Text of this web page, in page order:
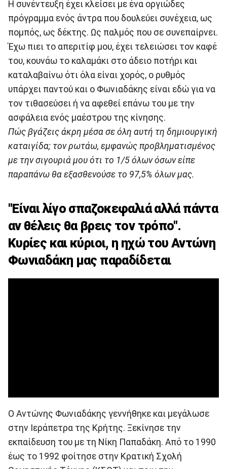
Η συνέντευξη έχει κλείσει με ένα οργιώδες
πρόγραμμα ενός άντρα που δουλεύει συνέχεια, ως
πομπός, ως δέκτης. Ως παλμός που σε συνεπαίρνει.
Έχω πιει το απεριτίφ μου, έχει τελειώσει τον καφέ
του, κουνάω το καλαμάκι στο άδειο ποτήρι και
καταλαβαίνω ότι όλα είναι χορός, ο ρυθμός
υπάρχει παντού και ο Φωνιαδάκης είναι εδώ για να
τον τιθασεύσει ή να αφεθεί επάνω του με την
ασφάλεια ενός μαέστρου της κίνησης.
Πώς βγάζεις άκρη μέσα σε όλη αυτή τη δημιουργική
καταιγίδα; τον ρωτάω, εμφανώς προβληματισμένος
με την σιγουριά μου ότι το 1/5 όλων όσων είπε
παραπάνω θα εξασθενούσε το 97,5% όλων μας.
"Είναι λίγο σπαζοκεφαλιά αλλά πάντα
αν θέλεις θα βρεις τον τρόπο".
Κυρίες και κύριοι, η ηχώ του Αντώνη
Φωνιαδάκη μας παραδίδεται
Ο Αντώνης Φωνιαδάκης γεννήθηκε και μεγάλωσε
στην Ιεράπετρα της Κρήτης. Ξεκίνησε την
εκπαίδευση του με τη Νίκη Παπαδάκη. Από το 1990
έως το 1992 φοίτησε στην Κρατική Σχολή